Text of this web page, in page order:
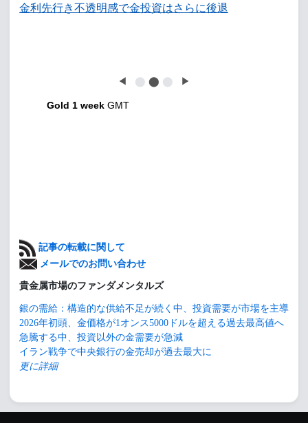
金利先行き不透明感で金投資はさらに後退
◀ ⬤ ⬤ ⬤ ▶
Gold 1 week GMT
記事の転載に関して
メールでのお問い合わせ
貴金属市場のファンダメンタルズ
銀の需給：構造的な供給不足が続く中、投資需要が市場を主導
2026年初頭、金価格が1オンス5000ドルを超える過去最高値へ
急騰する中、投資以外の金需要が急減
イラン戦争で中央銀行の金売却が過去最大に
更に詳細